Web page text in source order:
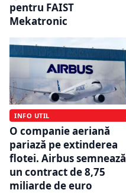
pentru FAIST
Mekatronic
INFO UTIL
O companie aeriană
pariază pe extinderea
flotei. Airbus semnează
un contract de 8,75
miliarde de euro